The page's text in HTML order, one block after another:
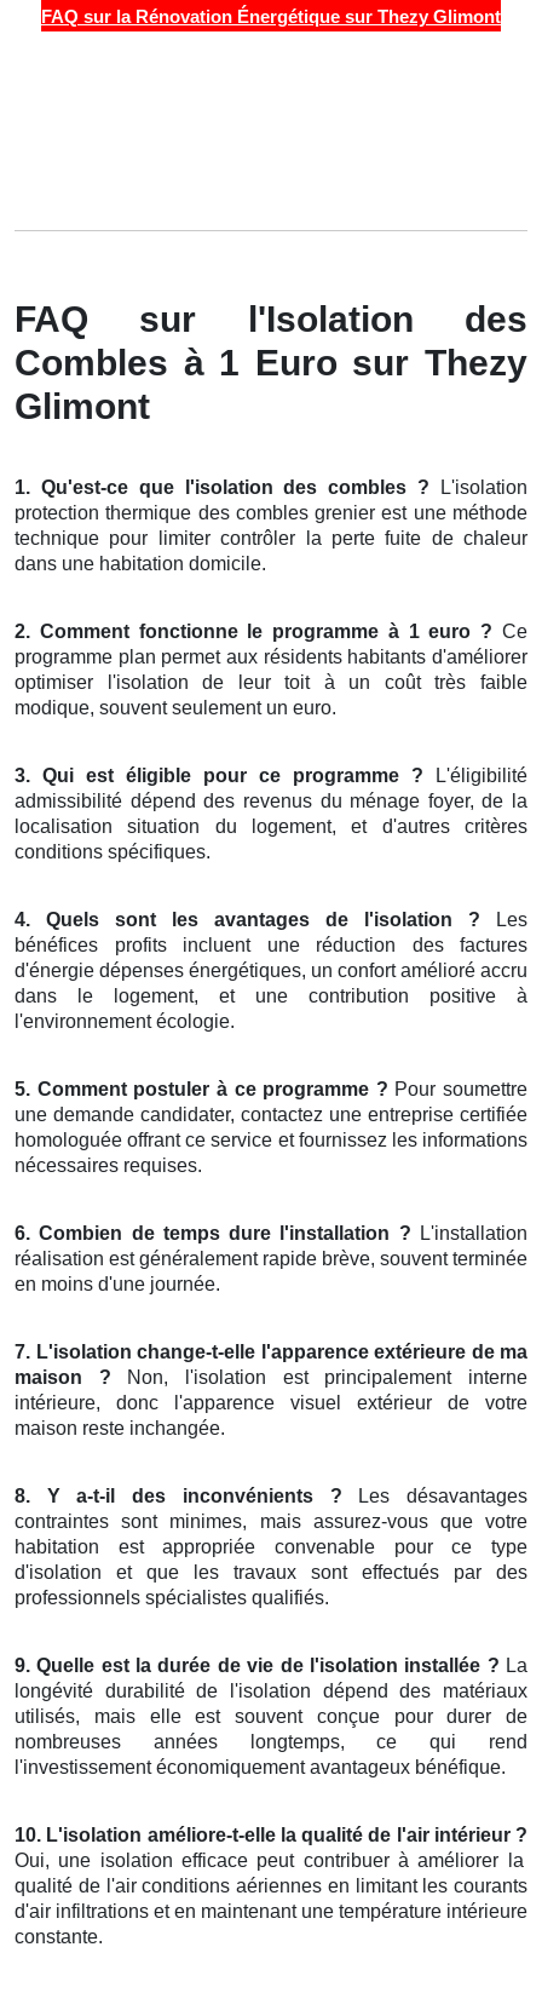
FAQ sur la Rénovation Énergétique sur Thezy Glimont
FAQ sur l'Isolation des
Combles à 1 Euro sur Thezy
Glimont
1. Qu'est-ce que l'isolation des combles ? L'isolation
protection thermique des combles grenier est une méthode
technique pour limiter contrôler la perte fuite de chaleur
dans une habitation domicile.
2. Comment fonctionne le programme à 1 euro ? Ce
programme plan permet aux résidents habitants d'améliorer
optimiser l'isolation de leur toit à un coût très faible
modique, souvent seulement un euro.
3. Qui est éligible pour ce programme ? L'éligibilité
admissibilité dépend des revenus du ménage foyer, de la
localisation situation du logement, et d'autres critères
conditions spécifiques.
4. Quels sont les avantages de l'isolation ? Les
bénéfices profits incluent une réduction des factures
d'énergie dépenses énergétiques, un confort amélioré accru
dans le logement, et une contribution positive à
l'environnement écologie.
5. Comment postuler à ce programme ? Pour soumettre
une demande candidater, contactez une entreprise certifiée
homologuée offrant ce service et fournissez les informations
nécessaires requises.
6. Combien de temps dure l'installation ? L'installation
réalisation est généralement rapide brève, souvent terminée
en moins d'une journée.
7. L'isolation change-t-elle l'apparence extérieure de ma
maison ? Non, l'isolation est principalement interne
intérieure, donc l'apparence visuel extérieur de votre
maison reste inchangée.
8. Y a-t-il des inconvénients ? Les désavantages
contraintes sont minimes, mais assurez-vous que votre
habitation est appropriée convenable pour ce type
d'isolation et que les travaux sont effectués par des
professionnels spécialistes qualifiés.
9. Quelle est la durée de vie de l'isolation installée ? La
longévité durabilité de l'isolation dépend des matériaux
utilisés, mais elle est souvent conçue pour durer de
nombreuses années longtemps, ce qui rend
l'investissement économiquement avantageux bénéfique.
10. L'isolation améliore-t-elle la qualité de l'air intérieur ?
Oui, une isolation efficace peut contribuer à améliorer la
qualité de l'air conditions aériennes en limitant les courants
d'air infiltrations et en maintenant une température intérieure
constante.